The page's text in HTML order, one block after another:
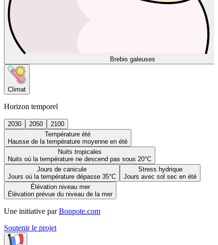
Brebis galeuses
Climat
Horizon temporel
2030 2050
2100
Température été
Hausse de la température moyenne en été
Nuits tropicales
Nuits où la température ne descend pas sous 20°C
Jours de canicule
Jours où la température dépasse 35°C
Stress hydrique
Jours avec sol sec en été
Élévation niveau mer
Élévation prévue du niveau de la mer
Une initiative par Bonpote.com
Soutenir le projet